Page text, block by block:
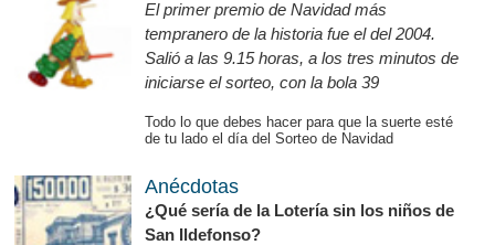
El primer premio de Navidad más
tempranero de la historia fue el del 2004.
Salió a las 9.15 horas, a los tres minutos de
iniciarse el sorteo, con la bola 39
Todo lo que debes hacer para que la suerte esté
de tu lado el día del Sorteo de Navidad
Anécdotas
¿Qué sería de la Lotería sin los niños de
San Ildefonso?